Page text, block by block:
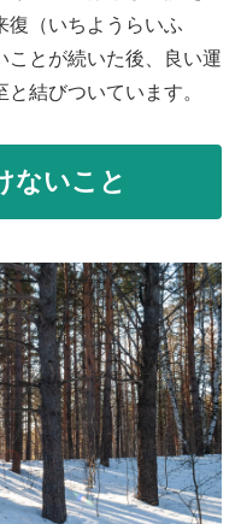
復（いちようらいふ
ことが続いた後、良い運
結びついています。
ないこと